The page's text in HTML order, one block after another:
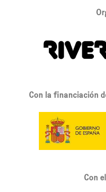
Con la financiación
Con